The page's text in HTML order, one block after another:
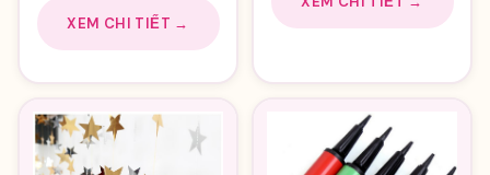
XEM CHI TIẾT →
28,000₫.là: